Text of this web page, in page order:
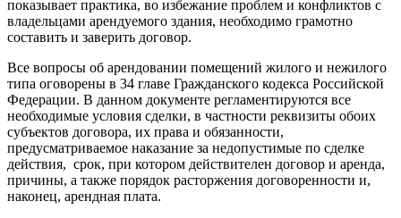
показывает практика, во избежание проблем и конфликтов с
владельцами арендуемого здания, необходимо грамотно
составить и заверить договор.
Все вопросы об арендовании помещений жилого и нежилого
типа оговорены в 34 главе Гражданского кодекса Российской
Федерации. В данном документе регламентируются все
необходимые условия сделки, в частности реквизиты обоих
субъектов договора, их права и обязанности,
предусматриваемое наказание за недопустимые по сделке
действия, срок, при котором действителен договор и аренда,
причины, а также порядок расторжения договоренности и,
наконец, арендная плата.